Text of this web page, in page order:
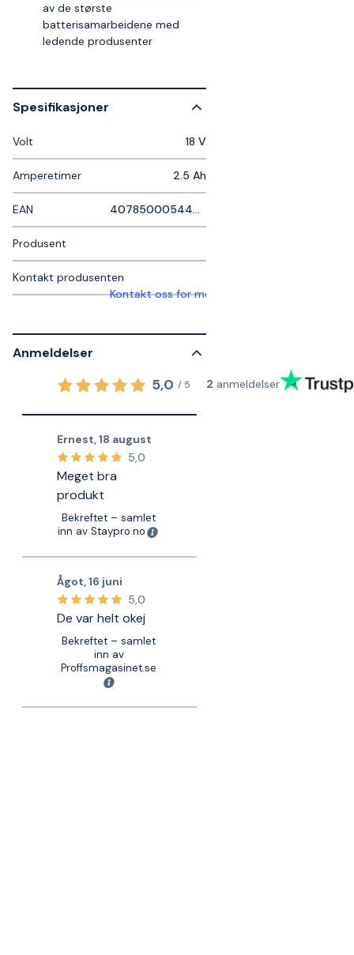
av de største
batterisamarbeidene med
ledende produsenter
Spesifikasjoner
Volt 18 V
Amperetimer 2.5 Ah
EAN
Produsent
Kontakt produsenten
Kontakt oss for mer informasjon
Anmeldelser
5,0 / 5 2 anmeldelser
Ernest ,18 august
5,0
Meget bra
produkt
Bekreftet – samlet
inn av Staypro.no
Ågot ,16 juni
5,0
De var helt okej
Bekreftet – samlet
inn av
Proffsmagasinet.se